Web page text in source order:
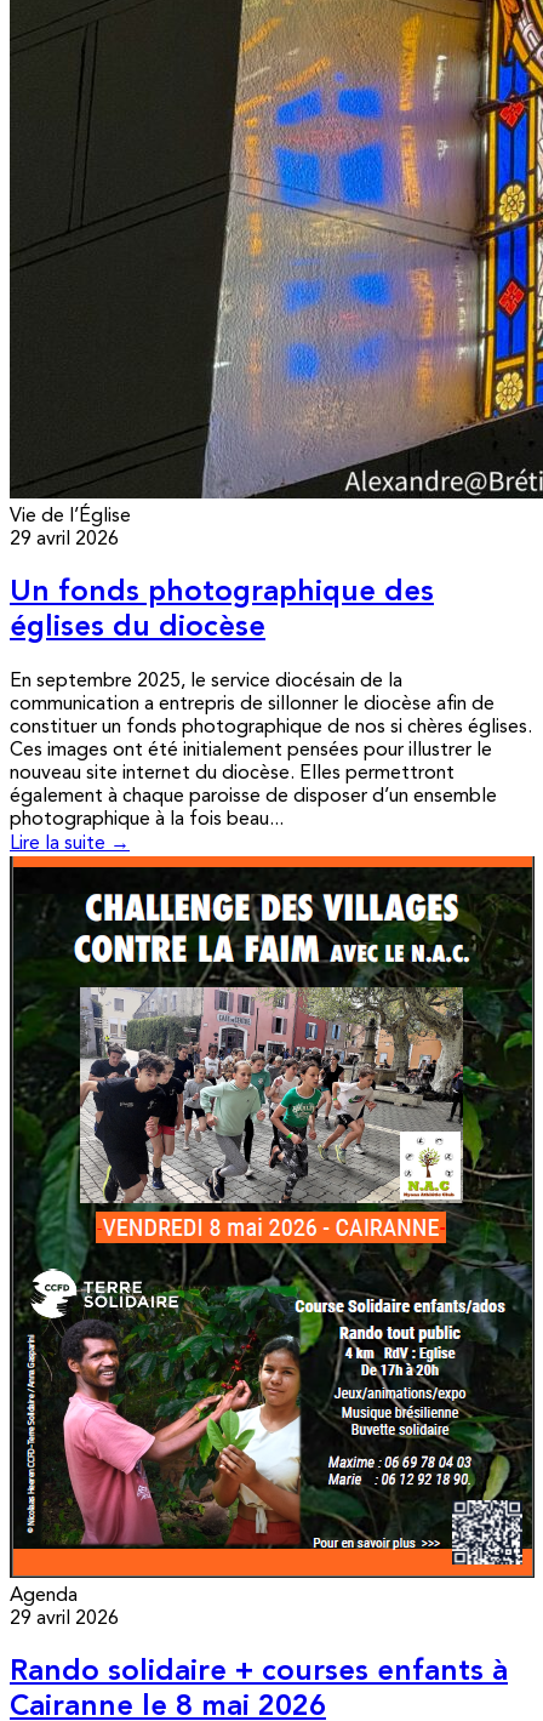
Vie de l’Église
29 avril 2026
Un fonds photographique des
églises du diocèse
En septembre 2025, le service diocésain de la
communication a entrepris de sillonner le diocèse afin de
constituer un fonds photographique de nos si chères églises.
Ces images ont été initialement pensées pour illustrer le
nouveau site internet du diocèse. Elles permettront
également à chaque paroisse de disposer d’un ensemble
photographique à la fois beau...
Lire la suite →
Agenda
29 avril 2026
Rando solidaire + courses enfants à
Cairanne le 8 mai 2026